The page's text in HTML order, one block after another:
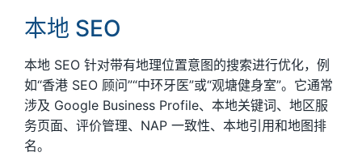
本地 SEO
本地 SEO 针对带有地理位置意图的搜索进行优化，例
如“香港 SEO 顾问”“中环牙医”或“观塘健身室”。它通常
涉及 Google Business Profile、本地关键词、地区服
务页面、评价管理、NAP 一致性、本地引用和地图排
名。